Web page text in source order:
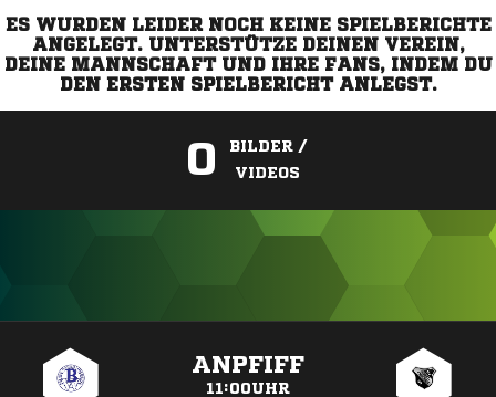
ES WURDEN LEIDER NOCH KEINE SPIELBERICHTE
ANGELEGT. UNTERSTÜTZE DEINEN VEREIN,
DEINE MANNSCHAFT UND IHRE FANS, INDEM DU
DEN ERSTEN SPIELBERICHT ANLEGST.
0
BILDER /
VIDEOS
ANPFIFF
11:00UHR